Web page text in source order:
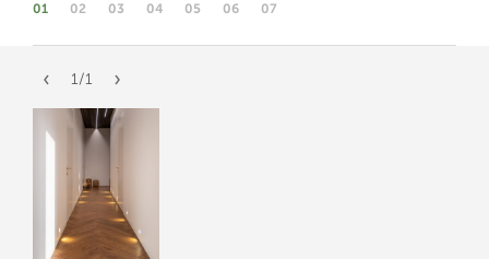
01 02 03 04 05 06 07
1/1